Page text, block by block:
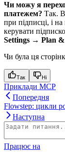
Чи можу я
платежем? Так.
при підписці, і
керувати
Settings → Plan
Чи була ця
Так Ні
Приклади MCP
Попередня
Flowstep: цикли
Наступна
Працює на